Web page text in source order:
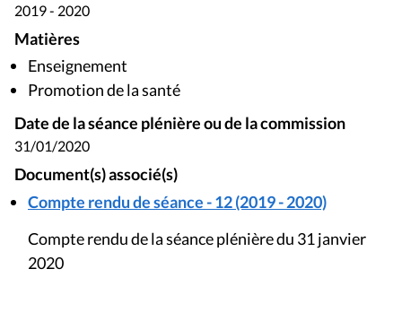
2019 - 2020
Matières
Enseignement
Promotion de la santé
Date de la séance plénière ou de la commission
31/01/2020
Document(s) associé(s)
Compte rendu de séance - 12 (2019 - 2020)
Compte rendu de la séance plénière du 31 janvier
2020